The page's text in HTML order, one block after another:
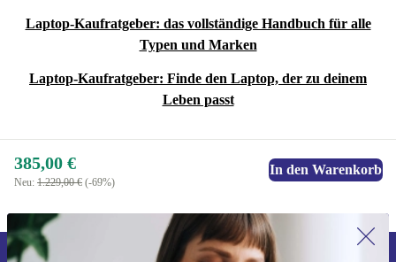
Laptop-Kaufratgeber: das vollständige Handbuch für alle
Typen und Marken
Laptop-Kaufratgeber: Finde den Laptop, der zu deinem
Leben passt
385,00 €
Neu: 1.229,00 € (-69%)
In den Warenkorb